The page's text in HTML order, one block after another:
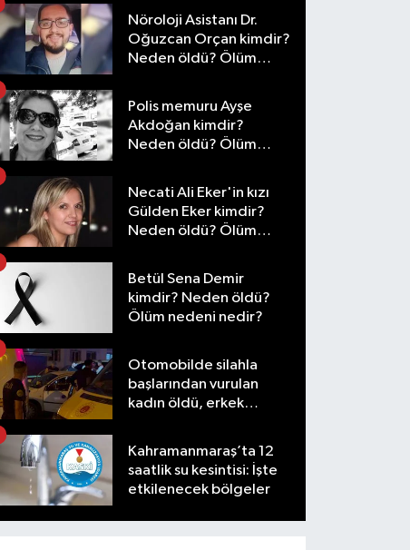
Nöroloji Asistanı Dr.
Oğuzcan Orçan kimdir?
Neden öldü? Ölüm
Polis memuru Ayşe
Akdoğan kimdir?
Neden öldü? Ölüm
Necati Ali Eker'in kızı
Gülden Eker kimdir?
Neden öldü? Ölüm
Betül Sena Demir
kimdir? Neden öldü?
Ölüm nedeni nedir?
Otomobilde silahla
başlarından vurulan
kadın öldü, erkek
Kahramanmaraş’ta 12
saatlik su kesintisi: İşte
etkilenecek bölgeler